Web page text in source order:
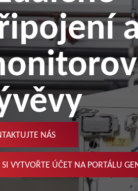
NÁS
SI VYTVOŘTE ÚČET NA PORTÁLU